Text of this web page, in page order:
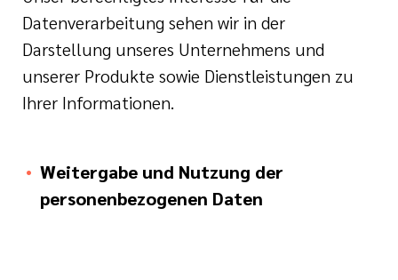
Datenverarbeitung sehen wir in der
Darstellung unseres Unternehmens und
unserer Produkte sowie Dienstleistungen zu
Ihrer Informationen.
Weitergabe und Nutzung der
personenbezogenen Daten